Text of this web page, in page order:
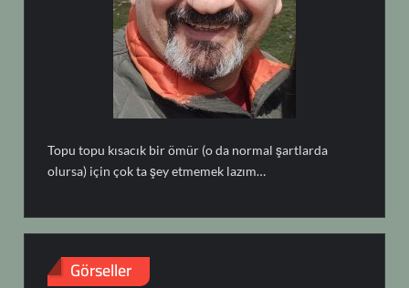
Topu topu kısacık bir ömür (o da normal şartlarda
olursa) için çok ta şey etmemek lazım…
Görseller